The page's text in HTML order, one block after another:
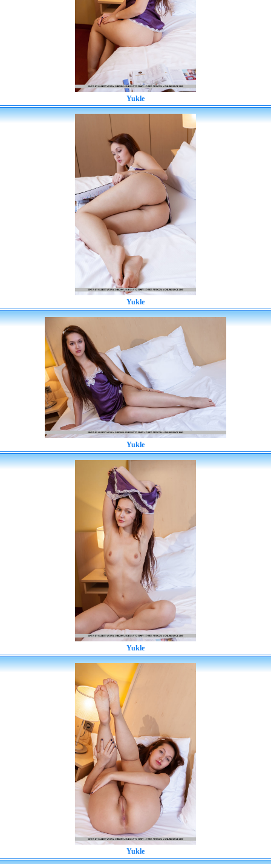
Yukle
Yukle
Yukle
Yukle
Yukle